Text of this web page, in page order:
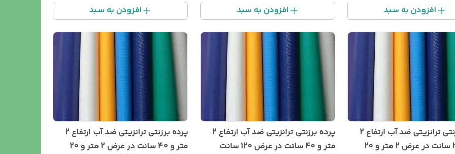
افزودن به سبد افزودن به سبد افزودن به سبد
پرده برزنتی ترانزیتی ضد آب ارتفاع 2
متر و 30 سانت در عرض 2 متر و 20
پرده برزنتی ترانزیتی ضد آب ارتفاع 2
متر و 40 سانت در عرض 120 سانت
پرده برزنتی ترانزیتی ضد آب ارتفاع 2
متر و 40 سانت در عرض 2 متر و 20